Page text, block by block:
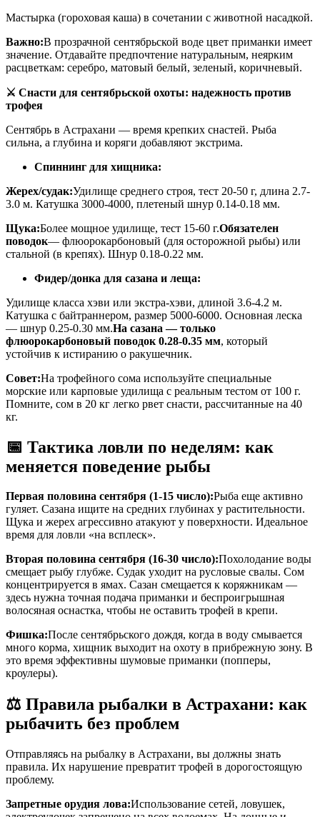
Мастырка (гороховая каша) в сочетании с животной насадкой.
Важно:В прозрачной сентябрьской воде цвет приманки имеет
значение. Отдавайте предпочтение натуральным, неярким
расцветкам: серебро, матовый белый, зеленый, коричневый.
⚔️ Снасти для сентябрьской охоты: надежность против
трофея
Сентябрь в Астрахани — время крепких снастей. Рыба
сильна, а глубина и коряги добавляют экстрима.
Спиннинг для хищника:
Жерех/судак:Удилище среднего строя, тест 20-50 г, длина 2.7-
3.0 м. Катушка 3000-4000, плетеный шнур 0.14-0.18 мм.
Щука:Более мощное удилище, тест 15-60 г.Обязателен
поводок— флюорокарбоновый (для осторожной рыбы) или
стальной (в крепях). Шнур 0.18-0.22 мм.
Фидер/донка для сазана и леща:
Удилище класса хэви или экстра-хэви, длиной 3.6-4.2 м.
Катушка с байтраннером, размер 5000-6000. Основная леска
— шнур 0.25-0.30 мм.На сазана — только
флюорокарбоновый поводок 0.28-0.35 мм, который
устойчив к истиранию о ракушечник.
Совет:На трофейного сома используйте специальные
морские или карповые удилища с реальным тестом от 100 г.
Помните, сом в 20 кг легко рвет снасти, рассчитанные на 40
кг.
📅 Тактика ловли по неделям: как
меняется поведение рыбы
Первая половина сентября (1-15 число):Рыба еще активно
гуляет. Сазана ищите на средних глубинах у растительности.
Щука и жерех агрессивно атакуют у поверхности. Идеальное
время для ловли «на всплеск».
Вторая половина сентября (16-30 число):Похолодание воды
смещает рыбу глубже. Судак уходит на русловые свалы. Сом
концентрируется в ямах. Сазан смещается к коряжникам —
здесь нужна точная подача приманки и беспроигрышная
волосяная оснастка, чтобы не оставить трофей в крепи.
Фишка:После сентябрьского дождя, когда в воду смывается
много корма, хищник выходит на охоту в прибрежную зону. В
это время эффективны шумовые приманки (попперы,
кроулеры).
⚖️ Правила рыбалки в Астрахани: как
рыбачить без проблем
Отправляясь на рыбалку в Астрахани, вы должны знать
правила. Их нарушение превратит трофей в дорогостоящую
проблему.
Запретные орудия лова:Использование сетей, ловушек,